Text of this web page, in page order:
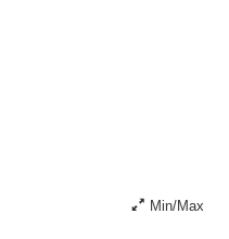
Min/Max